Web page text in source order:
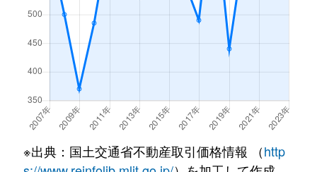
※出典：国土交通省不動産取引価格情報 （http